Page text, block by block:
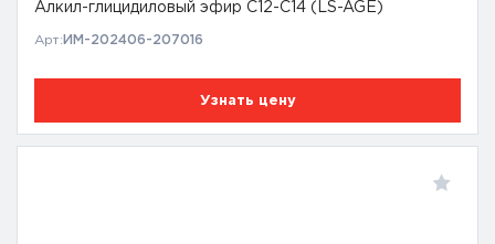
Алкил-глицидиловый эфир C12-C14 (LS-AGE)
Арт: ИМ-202406-207016
Узнать цену